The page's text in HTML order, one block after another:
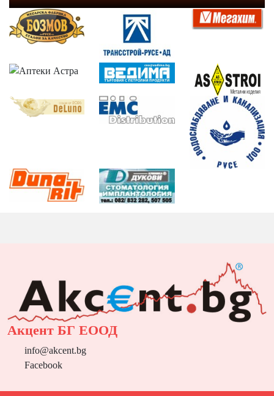
Акцент БГ ЕООД
info@akcent.bg
Facebook